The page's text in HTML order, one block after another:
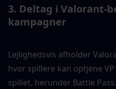
3. Deltag i Valorant-
kampagner
Lejlighedsvis afholder
hvor spillere kan optjene
spillet, herunder Battle